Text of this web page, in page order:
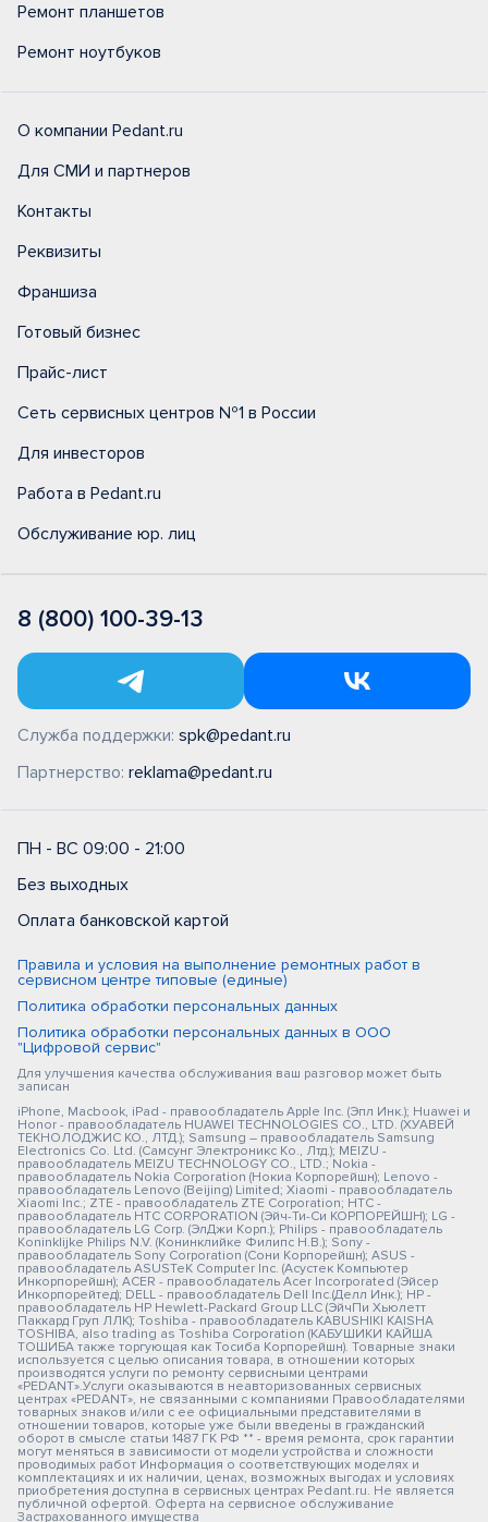
Ремонт планшетов
Ремонт ноутбуков
О компании Pedant.ru
Для СМИ и партнеров
Контакты
Реквизиты
Франшиза
Готовый бизнес
Прайс-лист
Сеть сервисных центров №1 в России
Для инвесторов
Работа в Pedant.ru
Обслуживание юр. лиц
8 (800) 100-39-13
Служба поддержки: spk@pedant.ru
Партнерство: reklama@pedant.ru
ПН - ВС 09:00 - 21:00
Без выходных
Оплата банковской картой
Правила и условия на выполнение ремонтных работ в
сервисном центре типовые (единые)
Политика обработки персональных данных
Политика обработки персональных данных в ООО
"Цифровой сервис"
Для улучшения качества обслуживания ваш разговор может быть
записан
iPhone, Macbook, iPad - правообладатель Apple Inc. (Эпл Инк.); Huawei и
Honor - правообладатель HUAWEI TECHNOLOGIES CO., LTD. (ХУАВЕЙ
ТЕКНОЛОДЖИС КО., ЛТД.); Samsung – правообладатель Samsung
Electronics Co. Ltd. (Самсунг Электроникс Ко., Лтд.); MEIZU -
правообладатель MEIZU TECHNOLOGY CO., LTD.; Nokia -
правообладатель Nokia Corporation (Нокиа Корпорейшн); Lenovo -
правообладатель Lenovo (Beijing) Limited; Xiaomi - правообладатель
Xiaomi Inc.; ZTE - правообладатель ZTE Corporation; HTC -
правообладатель HTC CORPORATION (Эйч-Ти-Си КОРПОРЕЙШН); LG -
правообладатель LG Corp. (ЭлДжи Корп.); Philips - правообладатель
Koninklijke Philips N.V. (Конинклийке Филипс Н.В.); Sony -
правообладатель Sony Corporation (Сони Корпорейшн); ASUS -
правообладатель ASUSTeK Computer Inc. (Асустек Компьютер
Инкорпорейшн); ACER - правообладатель Acer Incorporated (Эйсер
Инкорпорейтед); DELL - правообладатель Dell Inc.(Делл Инк.); HP -
правообладатель HP Hewlett-Packard Group LLC (ЭйчПи Хьюлетт
Паккард Груп ЛЛК); Toshiba - правообладатель KABUSHIKI KAISHA
TOSHIBA, also trading as Toshiba Corporation (КАБУШИКИ КАЙША
ТОШИБА также торгующая как Тосиба Корпорейшн). Товарные знаки
используется с целью описания товара, в отношении которых
производятся услуги по ремонту сервисными центрами
«PEDANT».Услуги оказываются в неавторизованных сервисных
центрах «PEDANT», не связанными с компаниями Правообладателями
товарных знаков и/или с ее официальными представителями в
отношении товаров, которые уже были введены в гражданский
оборот в смысле статьи 1487 ГК РФ ** - время ремонта, срок гарантии
могут меняться в зависимости от модели устройства и сложности
проводимых работ Информация о соответствующих моделях и
комплектациях и их наличии, ценах, возможных выгодах и условиях
приобретения доступна в сервисных центрах Pedant.ru. Не является
публичной офертой. Оферта на сервисное обслуживание
Застрахованного имущества